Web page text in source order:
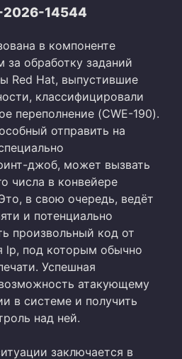
2026-14544
в компоненте
обработку заданий
Red Hat, выпустившие
классифицировали
переполнение (CWE-190).
отправить на
джоб, может вызвать
числа в конвейере
в свою очередь, ведёт
и потенциально
произвольный код от
lp, под которым обычно
Успешная
атакующему
в системе и получить
над ней.
заключается в